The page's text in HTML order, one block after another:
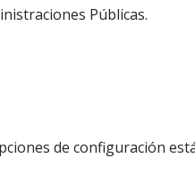
Públicas.
de configuración